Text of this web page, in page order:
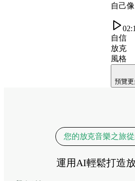
自己
自信
放克
風格
預覽
您的放克音樂之旅
運用AI輕鬆打造